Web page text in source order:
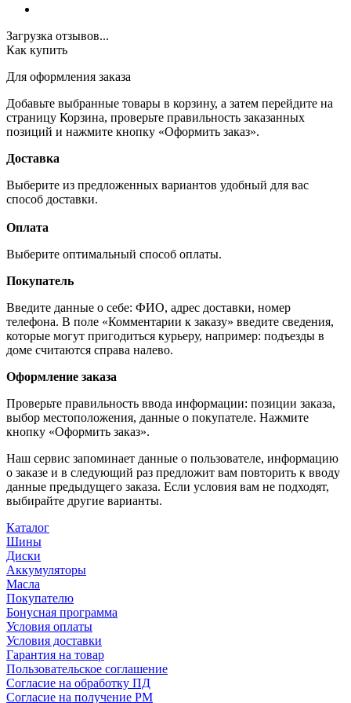
Загрузка отзывов...
Как купить
Для оформления заказа
Добавьте выбранные товары в корзину, а затем перейдите на
страницу Корзина, проверьте правильность заказанных
позиций и нажмите кнопку «Оформить заказ».
Доставка
Выберите из предложенных вариантов удобный для вас
способ доставки.
Оплата
Выберите оптимальный способ оплаты.
Покупатель
Введите данные о себе: ФИО, адрес доставки, номер
телефона. В поле «Комментарии к заказу» введите сведения,
которые могут пригодиться курьеру, например: подъезды в
доме считаются справа налево.
Оформление заказа
Проверьте правильность ввода информации: позиции заказа,
выбор местоположения, данные о покупателе. Нажмите
кнопку «Оформить заказ».
Наш сервис запоминает данные о пользователе, информацию
о заказе и в следующий раз предложит вам повторить к вводу
данные предыдущего заказа. Если условия вам не подходят,
выбирайте другие варианты.
Каталог
Шины
Диски
Аккумуляторы
Масла
Покупателю
Бонусная программа
Условия оплаты
Условия доставки
Гарантия на товар
Пользовательское соглашение
Согласие на обработку ПД
Согласие на получение РМ